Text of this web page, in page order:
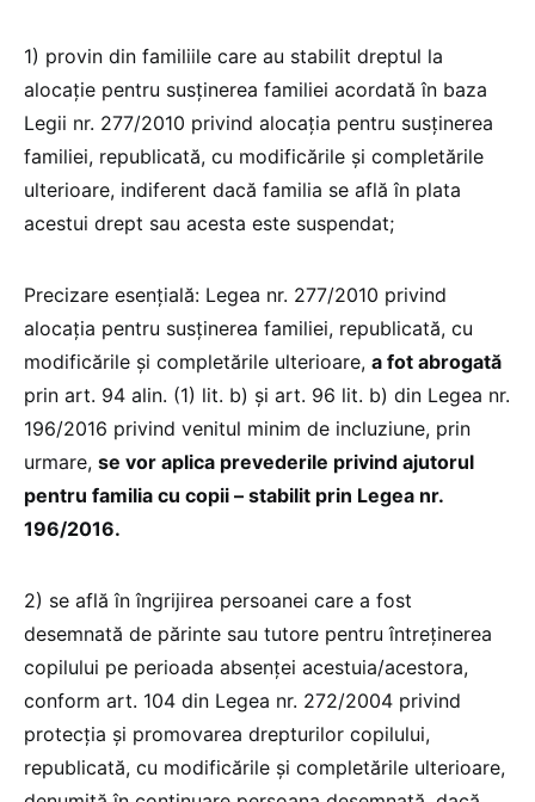
1) provin din familiile care au stabilit dreptul la
alocație pentru susţinerea familiei acordată în baza
Legii nr. 277/2010 privind alocaţia pentru susţinerea
familiei, republicată, cu modificările şi completările
ulterioare, indiferent dacă familia se află în plata
acestui drept sau acesta este suspendat;
Precizare esențială: Legea nr. 277/2010 privind
alocaţia pentru susţinerea familiei, republicată, cu
modificările şi completările ulterioare, a fot abrogată
prin art. 94 alin. (1) lit. b) și art. 96 lit. b) din Legea nr.
196/2016 privind venitul minim de incluziune, prin
urmare, se vor aplica prevederile privind ajutorul
pentru familia cu copii – stabilit prin Legea nr.
196/2016.
2) se află în îngrijirea persoanei care a fost
desemnată de părinte sau tutore pentru întreţinerea
copilului pe perioada absenţei acestuia/acestora,
conform art. 104 din Legea nr. 272/2004 privind
protecţia şi promovarea drepturilor copilului,
republicată, cu modificările şi completările ulterioare,